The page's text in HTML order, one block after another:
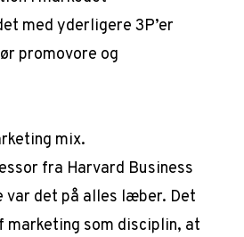
med yderligere 3P’er
promovore og
mix.
fra Harvard Business
var det på alles læber. Det
som disciplin, at